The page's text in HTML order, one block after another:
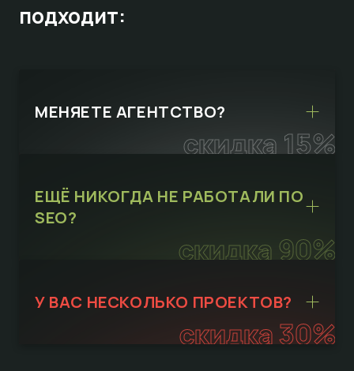
подходит:
скидка 15%
МЕНЯЕТЕ АГЕНТСТВО?
скидка 90%
ЕЩЁ НИКОГДА НЕ РАБОТАЛИ ПО
SEO?
скидка 30%
У ВАС НЕСКОЛЬКО ПРОЕКТОВ?